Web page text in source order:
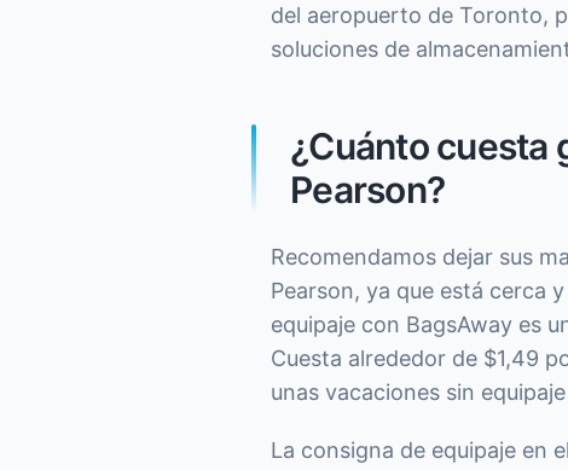
del aeropuerto de Toronto,
soluciones de
¿Cuánto cuesta
Pearson?
Recomendamos dejar sus
Pearson, ya que está cerca
equipaje con BagsAway es
Cuesta alrededor de $1,49
unas vacaciones sin
La consigna de equipaje en